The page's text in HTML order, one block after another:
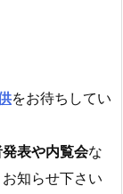
をお待ちしてい
表や内覧会な
お知らせ下さい